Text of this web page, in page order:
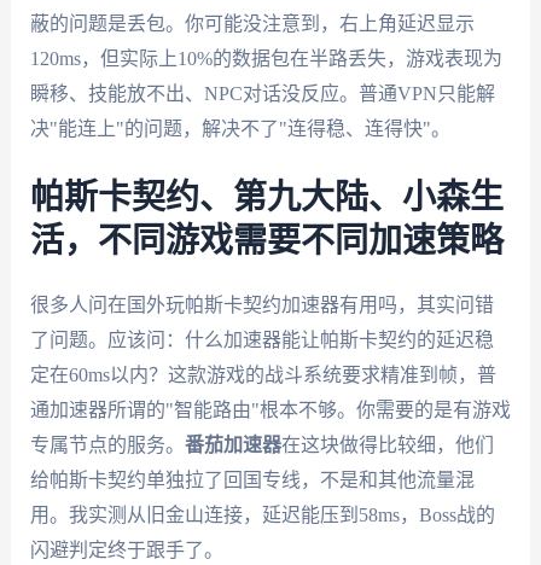
蔽的问题是丢包。你可能没注意到，右上角延迟显示
120ms，但实际上10%的数据包在半路丢失，游戏表现为
瞬移、技能放不出、NPC对话没反应。普通VPN只能解
决"能连上"的问题，解决不了"连得稳、连得快"。
帕斯卡契约、第九大陆、小森生
活，不同游戏需要不同加速策略
很多人问在国外玩帕斯卡契约加速器有用吗，其实问错
了问题。应该问：什么加速器能让帕斯卡契约的延迟稳
定在60ms以内？这款游戏的战斗系统要求精准到帧，普
通加速器所谓的"智能路由"根本不够。你需要的是有游戏
专属节点的服务。 番茄加速器在这块做得比较细，他们
给帕斯卡契约单独拉了回国专线，不是和其他流量混
用。我实测从旧金山连接，延迟能压到58ms，Boss战的
闪避判定终于跟手了。